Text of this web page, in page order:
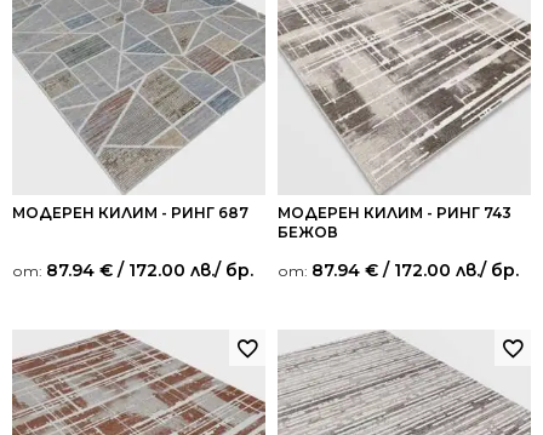
МОДЕРЕН КИЛИМ - РИНГ 687
от: 87.94 € / 172.00 лв./ бр.
МОДЕРЕН КИЛИМ - РИНГ 743
БЕЖОВ
от: 87.94 € / 172.00 лв./ бр.